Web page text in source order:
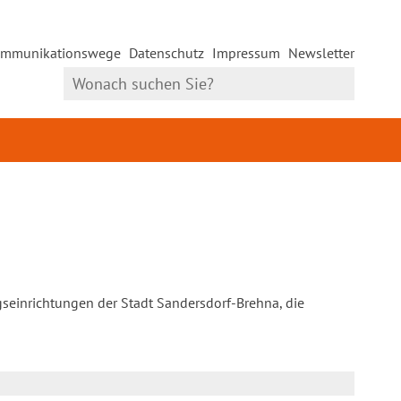
Datenschutz Impressum Newsletter
der Stadt Sandersdorf-Brehna, die